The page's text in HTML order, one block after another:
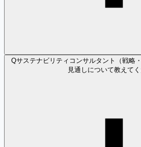
Qサステナビリティコンサルタント（戦略
見通しについて教えてく